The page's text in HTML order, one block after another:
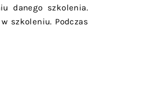
danego szkolenia.
szkoleniu. Podczas